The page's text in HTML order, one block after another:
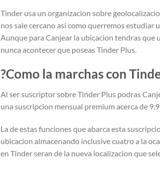
Tinder usa un organizacion sobre
nos sale cercano asi­ como querremos estudiar
Aunque para Canjear la ubicacion tendras que
nunca acontecer que poseas Tinder Plus.
?Como la marchas con
Al ser suscriptor sobre Tinder Plus podras
una suscripcion mensual premium acerca de
La de estas funciones que abarca esta
ubicacion almacenando inclusive cuatro a la
en Tinder seran de la nueva localizacion que